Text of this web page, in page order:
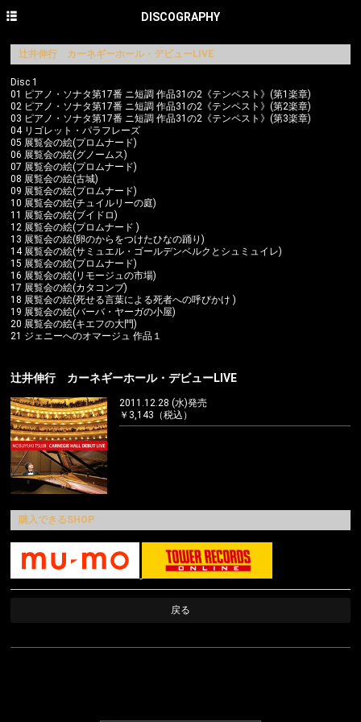
DISCOGRAPHY
辻井伸行 カーネギーホール・デビューLIVE
Disc 1
01 ピアノ・ソナタ第17番 ニ短調 作品31の2《テンペスト》(第1楽章)
02 ピアノ・ソナタ第17番 ニ短調 作品31の2《テンペスト》(第2楽章)
03 ピアノ・ソナタ第17番 ニ短調 作品31の2《テンペスト》(第3楽章)
04 リゴレット・パラフレーズ
05 展覧会の絵(プロムナード)
06 展覧会の絵(グノームス)
07 展覧会の絵(プロムナード)
08 展覧会の絵(古城)
09 展覧会の絵(プロムナード)
10 展覧会の絵(チュイルリーの庭)
11 展覧会の絵(ブイドロ)
12 展覧会の絵(プロムナード )
13 展覧会の絵(卵のからをつけたひなの踊り)
14 展覧会の絵(サミュエル・ゴールデンベルクとシュミュイレ)
15 展覧会の絵(プロムナード)
16 展覧会の絵(リモージュの市場)
17 展覧会の絵(カタコンブ)
18 展覧会の絵(死せる言葉による死者への呼びかけ )
19 展覧会の絵(バーバ・ヤーガの小屋)
20 展覧会の絵(キエフの大門)
21 ジェニーへのオマージュ 作品１
辻井伸行 カーネギーホール・デビューLIVE
2011.12.28 (水)発売
￥3,143（税込）
購入できるSHOP
戻る
NEWS
CONCERT
DISCOGRAPHY
PROFILE
PHOTO GALLERY
CONTACT
English site
avex classics official site
avex classics facebook
avex classics twitter